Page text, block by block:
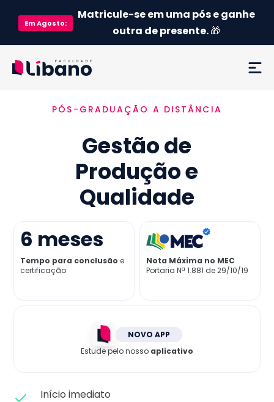
EmAgosto:
Matricule-se em uma pós e ganhe
outra de presente.🎁
Ementa
Como funciona
Credenciamento MEC
Já sou aluno
PÓS-GRADUAÇÃO A DISTÂNCIA
Gestão de
Produção e
Qualidade
6 meses
Tempo para conclusão e
certificação
Nota Máxima no MEC
Portaria Nª 1.881 de 29/10/19
NOVO APP
Estude pelo nosso aplicativo
Início imediato